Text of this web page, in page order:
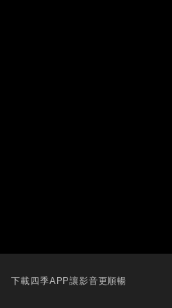
下載四季APP讓影音更順暢